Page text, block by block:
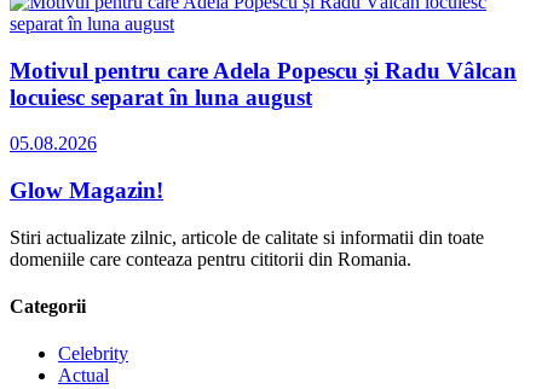
Motivul pentru care Adela Popescu și Radu Vâlcan
locuiesc separat în luna august
05.08.2026
Glow Magazin!
Stiri actualizate zilnic, articole de calitate si informatii din toate
domeniile care conteaza pentru cititorii din Romania.
Categorii
Celebrity
Actual